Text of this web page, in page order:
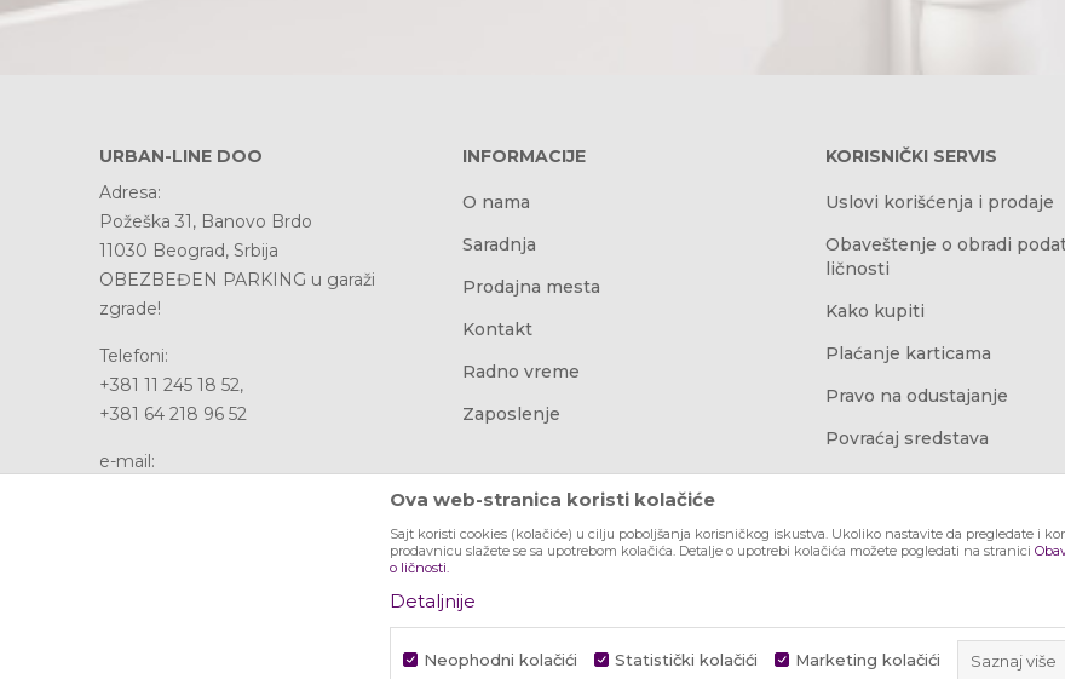
URBAN-LINE DOO
Adresa:
Požeška 31, Banovo Brdo
11030 Beograd, Srbija
OBEZBEĐEN PARKING u garaži
zgrade!
Telefoni:
+381 11 245 18 52,
+381 64 218 96 52
e-mail:
INFORMACIJE
O nama
Saradnja
Prodajna mesta
Kontakt
Radno vreme
Zaposlenje
KORISNIČKI SERVIS
Uslovi korišćenja i prodaje
Obaveštenje o obradi
ličnosti
Kako kupiti
Plaćanje karticama
Pravo na odustajanje
Povraćaj sredstava
Najčešća pitanja
Ova web-stranica koristi kolačiće
Sajt koristi cookies (kolačiće) u cilju poboljšanja korisničkog iskustva. Ukoliko nastavite da pregledate i
prodavnicu slažete se sa upotrebom kolačića. Detalje o upotrebi kolačića možete pogledati na stranici
o ličnosti.
Detaljnije
Neophodni kolačići Statistički kolačići Marketing kolačići Saznaj više